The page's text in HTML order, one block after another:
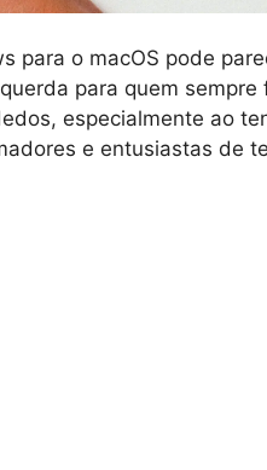
para o macOS pode
para quem
especialmente ao
e entusiastas de